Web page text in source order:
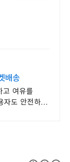
배송
고 여유를
도 안전하게!